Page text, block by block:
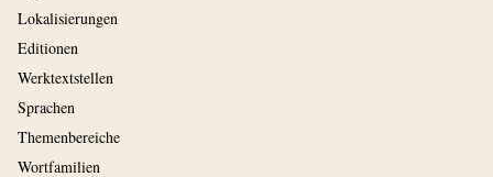
Lokalisierungen
Editionen
Werktextstellen
Sprachen
Themenbereiche
Wortfamilien